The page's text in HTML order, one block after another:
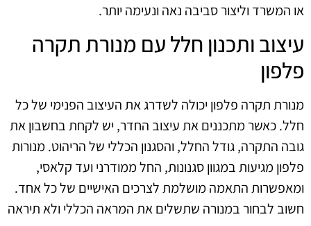
או המשרד וליצור סביבה נאה ונעימה יותר.
עיצוב ותכנון חלל עם מנורת תקרה
פלפון
מנורת תקרה פלפון יכולה לשדרג את העיצוב הפנימי של כל
חלל. כאשר מתכננים את עיצוב החדר, יש לקחת בחשבון את
גובה התקרה, גודל החלל, והסגנון הכללי של הריהוט. מנורות
פלפון מגיעות במגוון סגנונות, החל ממודרני ועד קלאסי,
ומאפשרות התאמה מושלמת לצרכים האישיים של כל אחד.
חשוב לבחור במנורה שתשלים את המראה הכללי ולא תיראה